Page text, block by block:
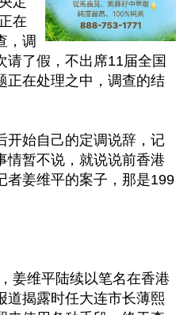
在
，调
请了假，不出席11届全国
正在处理之中，调查的结
开始自己的定调说辞，记
情暂不说，就说说前香港
者姜维平的案子，那是199
姜维平陆续以笔名在香港
道揭露时任大连市长薄熙